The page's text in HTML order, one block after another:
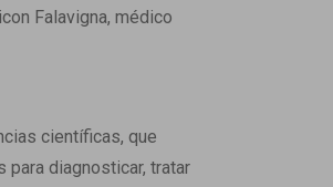
Falavigna, médico
científicas, que
diagnosticar, tratar